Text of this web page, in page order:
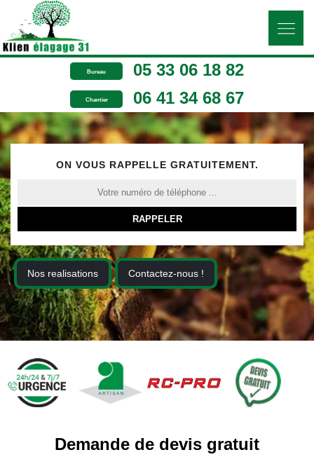
Bureau 05 33 06 18 82
Chantier 06 41 34 68 67
ON VOUS RAPPELLE GRATUITEMENT.
Nos realisations Contactez-nous !
Demande de devis gratuit